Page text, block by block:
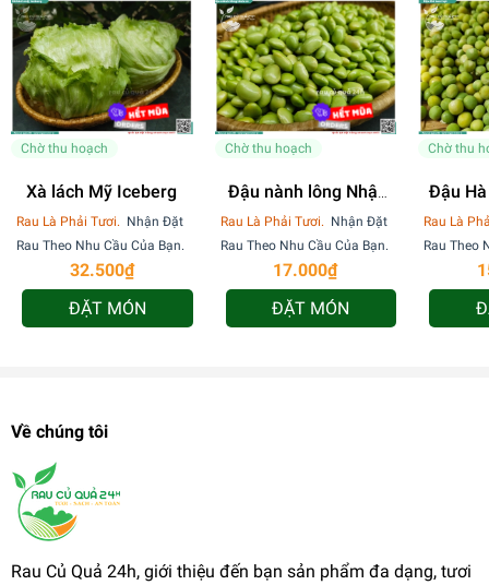
Chờ thu hoạch
Xà lách Mỹ Iceberg
Rau Là Phải Tươi. Nhận Đặt
Rau Theo Nhu Cầu Của Bạn.
32.500₫
ĐẶT MÓN
Chờ thu hoạch
Đậu nành lông Nhật
sơ chế - 170g
Rau Là Phải Tươi. Nhận Đặt
Rau Theo Nhu Cầu Của Bạn.
17.000₫
ĐẶT MÓN
Chờ thu
Đậu
Rau Là
Rau Theo
Về chúng tôi
Rau Củ Quả 24h, giới thiệu đến bạn sản phẩm đa dạng, tươi